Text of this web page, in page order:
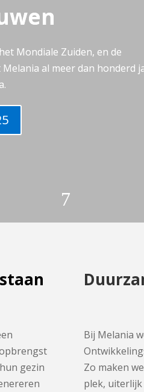
Mondiale Zuiden, en de
al meer dan honderd
7
gezin
Bij Melania
Zo maken
plek, uiterlijk